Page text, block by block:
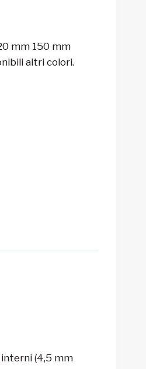
mm 150 mm
altri colori.
(4,5 mm